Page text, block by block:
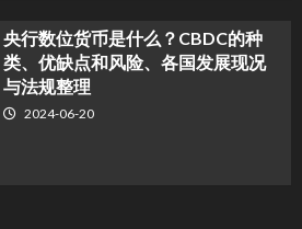
央行数位货币是什么？CBDC的种
类、优缺点和风险、各国发展现况
与法规整理
2024-06-20